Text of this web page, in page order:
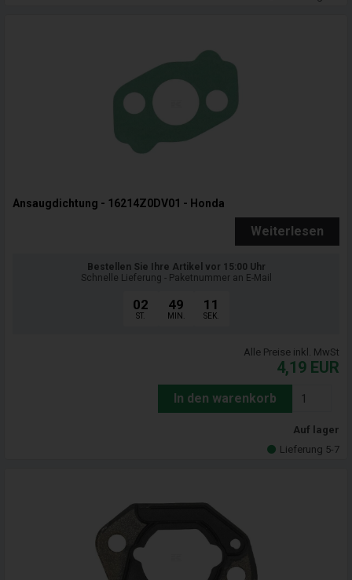
Ansaugdichtung - 16214Z0DV01 - Honda
Weiterlesen
Bestellen Sie Ihre Artikel vor 15:00 Uhr
Schnelle Lieferung - Paketnummer an E-Mail
02
ST.
49
MIN.
09
SEK.
Alle Preise inkl. MwSt
4,19 EUR
In den warenkorb
Auf lager
Lieferung 5-7